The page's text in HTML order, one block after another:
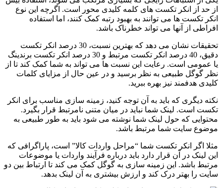
از حد از انکر تکست های کلمه کلیدی محور است. اگرچه این نوع
انکر تکست ها می توانند به بهبود رتبه کمک کنند، اما استفاده
افراطی از آنها می تواند خطرناک باشد.
تحقیقات نشان می دهد که بهترین نسبت، 30 درصد انکر تکست
دقیق، 40 درصد انکر تکست مرتبط و 30 درصد انکر تکست برندینگ
یا عمومی است. رعایت این نسبت ها می تواند به شما کمک کند تا از
نظر گوگل طبیعی به نظر برسید و در عین حال از مزایای کلمات
کلیدی هدفمند نیز بهره ببرید.
نکته دیگری که باید به آن توجه کنید، زمینه سازی مناسب برای انکر
تکست است. لینک شما نباید در میان متنی نامرتبط قرار بگیرد.
محتوایی که حول لینک شما نوشته می شود باید به طور طبیعی به
موضوع سایت شما مرتبط باشد.
مثلا اگر انکر تکست شما “مراحل واردات کالا” است، پاراگرافی که
این لینک در آن قرار دارد باید درباره فرآیند واردات یا موضوعات
مرتبط باشد. این زمینه سازی به گوگل کمک می کند تا ارتباط بین دو
سایت را بهتر درک کند و ارزش بیشتری به آن لینک بدهد.